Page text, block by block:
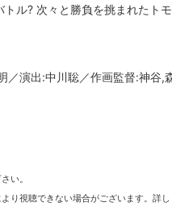
メストア
いち早く
ル? 次々と勝負を挑まれたト
／演出:中川聡／作画監督:神谷,
い。
り視聴できない場合がございます。詳し